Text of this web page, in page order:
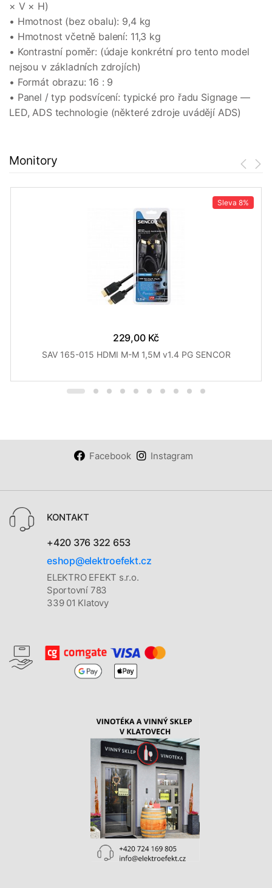
× V × H)
• Hmotnost (bez obalu): 9,4 kg
• Hmotnost včetně balení: 11,3 kg
• Kontrastní poměr: (údaje konkrétní pro tento model
nejsou v základních zdrojích)
• Formát obrazu: 16 : 9
• Panel / typ podsvícení: typické pro řadu Signage —
LED, ADS technologie (některé zdroje uvádějí ADS)
Monitory
Sleva 8%
229,00 Kč
SAV 165-015 HDMI M-M 1,5M v1.4 PG SENCOR
Facebook Instagram
KONTAKT
+420 376 322 653
eshop@elektroefekt.cz
ELEKTRO EFEKT s.r.o.
Sportovní 783
339 01 Klatovy